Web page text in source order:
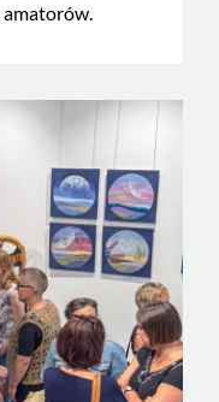
amatorów.